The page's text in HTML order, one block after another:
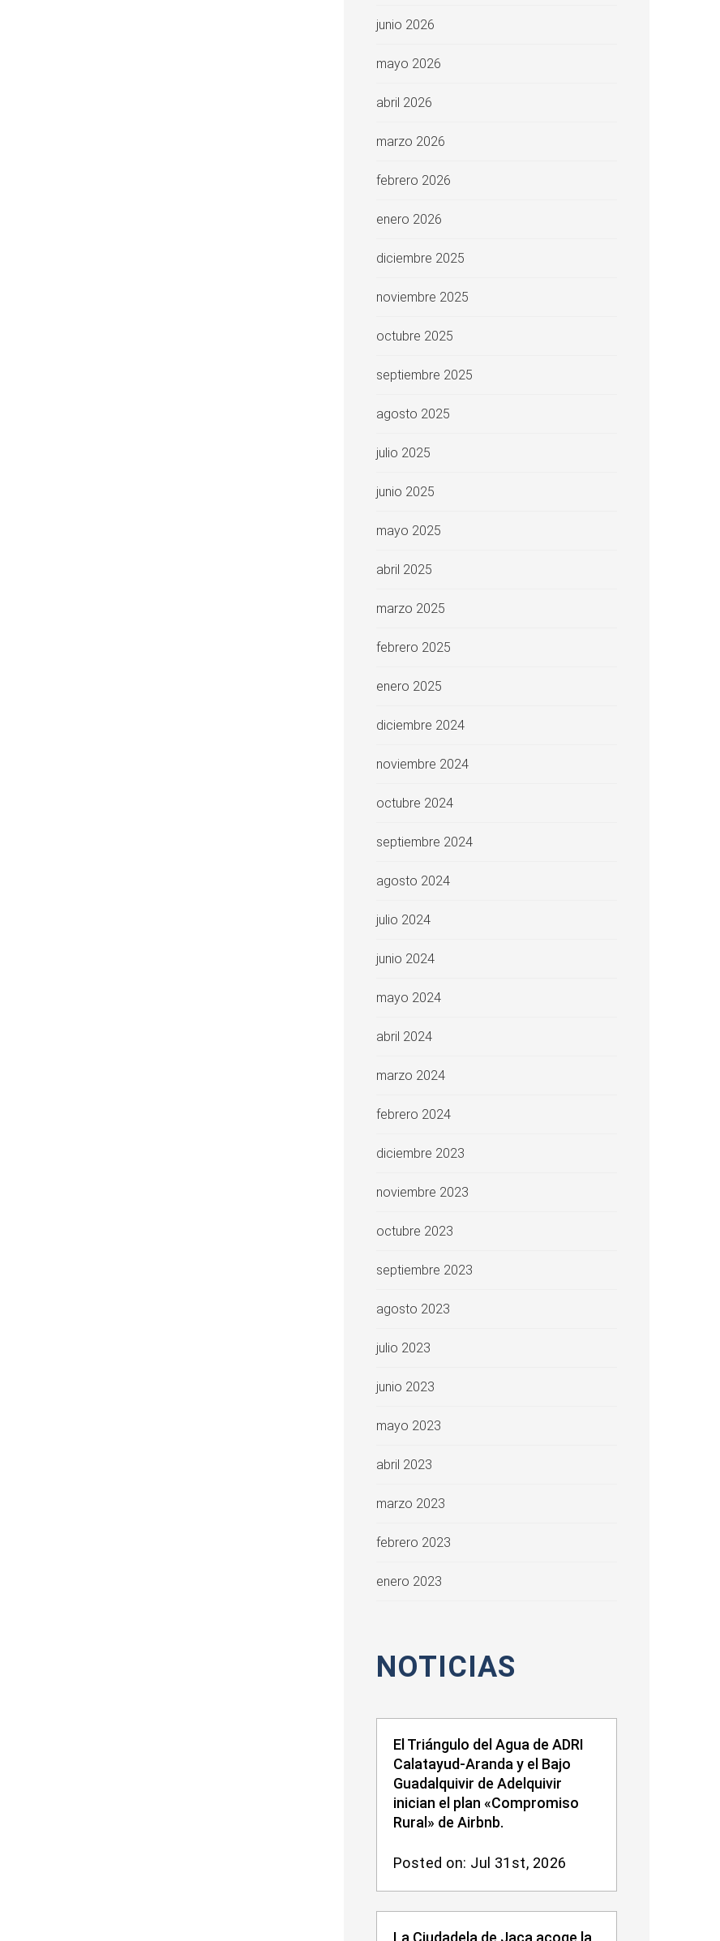
junio 2026
mayo 2026
abril 2026
marzo 2026
febrero 2026
enero 2026
diciembre 2025
noviembre 2025
octubre 2025
septiembre 2025
agosto 2025
julio 2025
junio 2025
mayo 2025
abril 2025
marzo 2025
febrero 2025
enero 2025
diciembre 2024
noviembre 2024
octubre 2024
septiembre 2024
agosto 2024
julio 2024
junio 2024
mayo 2024
abril 2024
marzo 2024
febrero 2024
diciembre 2023
noviembre 2023
octubre 2023
septiembre 2023
agosto 2023
julio 2023
junio 2023
mayo 2023
abril 2023
marzo 2023
febrero 2023
enero 2023
NOTICIAS
El Triángulo del Agua de ADRI
Calatayud-Aranda y el Bajo
Guadalquivir de Adelquivir
inician el plan «Compromiso
Rural» de Airbnb.
Posted on: Jul 31st, 2026